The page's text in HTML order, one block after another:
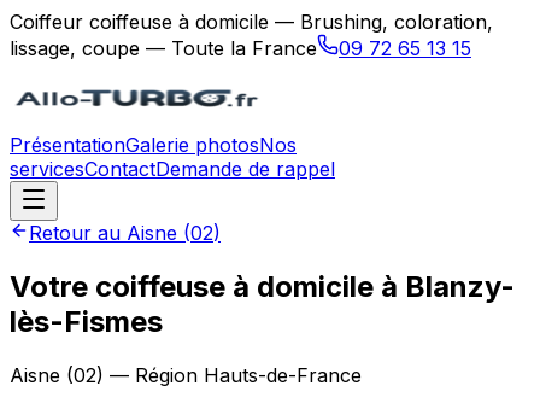
Coiffeur coiffeuse à domicile — Brushing, coloration,
lissage, coupe — Toute la France
09 72 65 13 15
PrésentationGalerie photosNos
servicesContactDemande de rappel
Retour au Aisne (02)
Votre coiffeuse à domicile à Blanzy-
lès-Fismes
Aisne (02) — Région Hauts-de-France